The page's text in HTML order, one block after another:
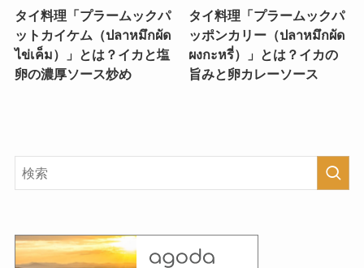
タイ料理「プラームックパ
ットカイケム（ปลาหมึกผัด
ไข่เค็ม）」とは？イカと塩
卵の濃厚ソース炒め
タイ料理「プラームックパ
ッポンカリー（ปลาหมึกผัด
ผงกะหรี่）」とは？イカの
旨みと卵カレーソース